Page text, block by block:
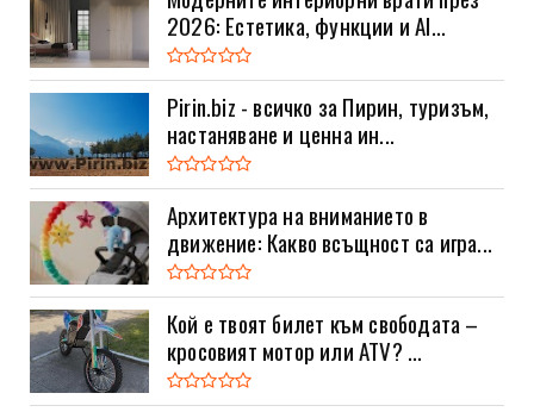
2026: Естетика, функции и AI...
Pirin.biz - всичко за Пирин, туризъм,
настаняване и ценна ин...
Архитектура на вниманието в
движение: Какво всъщност са игра...
Кой е твоят билет към свободата –
кросовият мотор или ATV? ...